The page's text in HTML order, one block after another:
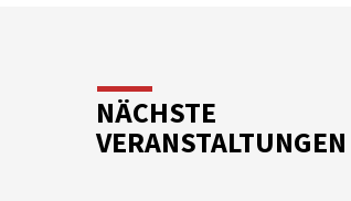
NÄCHSTE
VERANSTALTUNGEN